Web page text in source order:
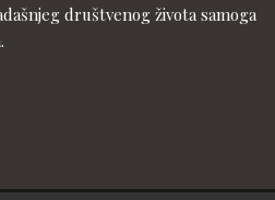
društvenog života samoga